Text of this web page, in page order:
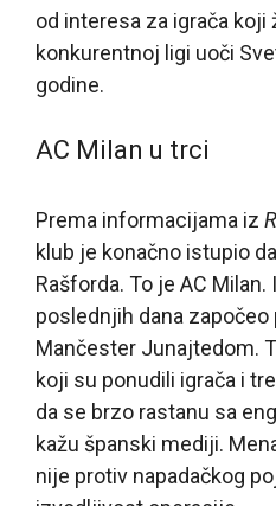
od interesa za igrača koji
konkurentnoj ligi uoči
godine.
AC Milan u trci
Prema informacijama iz
klub je konačno istupio
Rašforda. To je AC
poslednjih dana započeo
Mančester Junajtedom.
koji su ponudili igrača i
da se brzo rastanu sa
kažu španski mediji.
nije protiv napadačkog